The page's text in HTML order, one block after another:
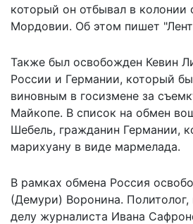
который он отбывал в колонии
Мордовии. Об этом пишет
Также был освобожден Кевин
России и Германии, который
виновным в госизмене за
Майкопе. В список на обмен
Шебель, гражданин Германии,
марихуану в виде мармелада.
В рамках обмена Россия
(Демури) Воронина.
делу журналиста Ивана